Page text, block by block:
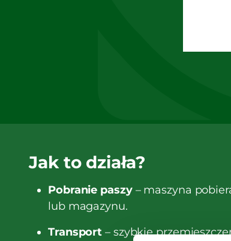
Jak to działa?
Pobranie paszy– maszyna
lub magazynu.
Transport – szybkie